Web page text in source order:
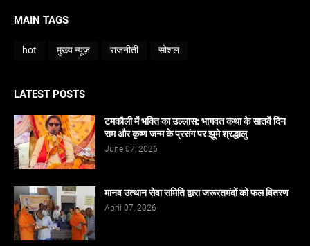
MAIN TAGS
hot मुख्य न्यूज़ राजनीती सोशल
LATEST POSTS
टमकौली में भक्ति का उल्लास: भागवत कथा के सातवें दिन
राम और कृष्ण जन्म के प्रसंग पर झूमे श्रद्धालु
June 07, 2026
मानव उत्थान सेवा समिति द्वारा जरूरतमंदों को फल वितरण
April 07, 2026